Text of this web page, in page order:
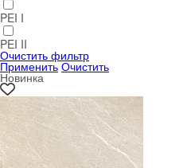
PEI I
PEI II
Очистить фильтр
Применить Очистить
Новинка